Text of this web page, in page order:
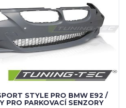
STYLE PRO BMW E92 /
PRO PARKOVACÍ SENZORY